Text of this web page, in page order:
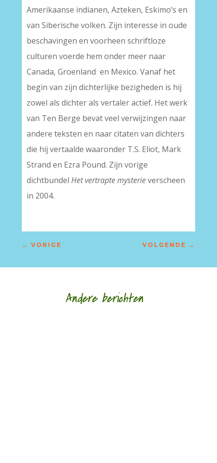
Amerikaanse indianen, Azteken, Eskimo’s en
van Siberische volken. Zijn interesse in oude
beschavingen en voorheen schriftloze
culturen voerde hem onder meer naar
Canada, Groenland en Mexico. Vanaf het
begin van zijn dichterlijke bezigheden is hij
zowel als dichter als vertaler actief. Het werk
van Ten Berge bevat veel verwijzingen naar
andere teksten en naar citaten van dichters
die hij vertaalde waaronder T.S. Eliot, Mark
Strand en Ezra Pound. Zijn vorige
dichtbundel Het vertrapte mysterieverscheen
in 2004.
← VORIGE VOLGENDE →
Andere berichten